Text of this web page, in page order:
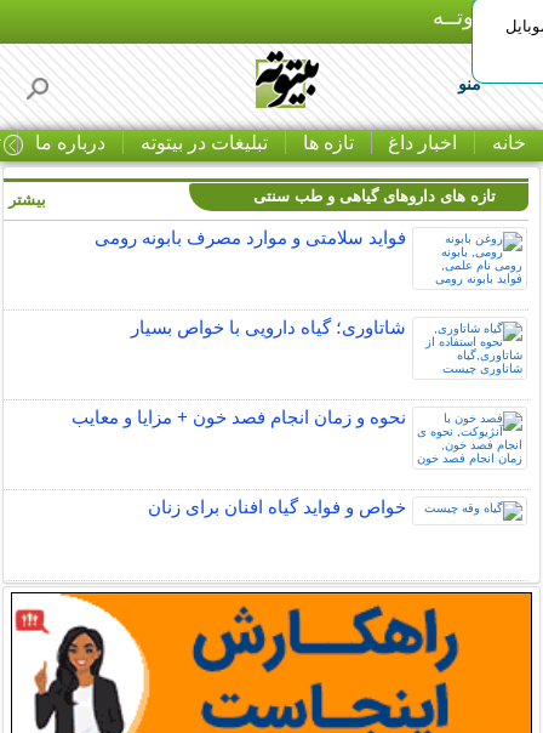
بـیتوتــه
منو
خانه اخبار داغ تازه ها تبلیغات در بیتوته درباره ما
تازه های داروهای گیاهی و طب سنتی
فواید سلامتی و موارد مصرف بابونه رومی
شاتاوری؛ گیاه دارویی با خواص بسیار
نحوه و زمان انجام فصد خون + مزایا و معایب
خواص و فواید گیاه افنان برای زنان
بیشتر